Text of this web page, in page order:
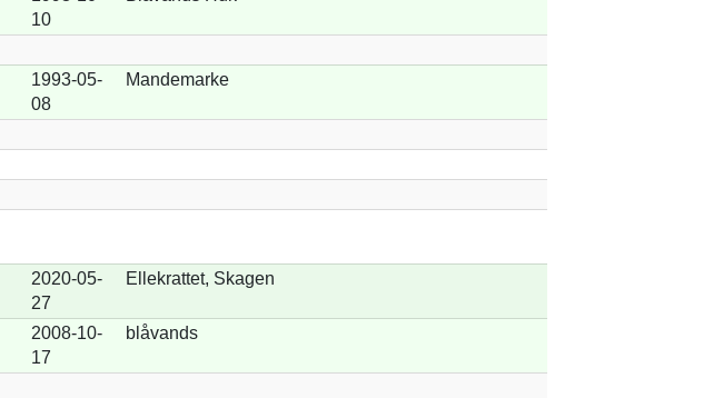
10
1993-05-
08
Mandemarke
2020-05-
27
Ellekrattet, Skagen
2008-10-
17
blåvands